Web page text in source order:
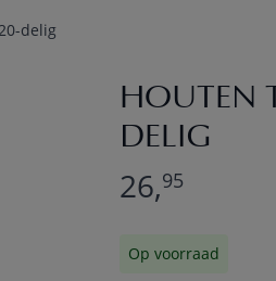
delig
HOUTEN
DELIG
26,95
Op voorraad